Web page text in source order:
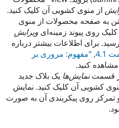
از منوی کشویی آن کلیک کنید.
به صفحه محصولات از منوی
روی پیوند زمینه‌ای ویرایش
برای اطلاعات بیشتر درباره
قسمت 4.1, “مفهوم: مروری بر
مشاهده کنید.
قسمتنمایش‌ها یک بلاک جدید
کشویی آن کلیک کنید. نمایش
تمرکز روی پیکربندی آن به صورت